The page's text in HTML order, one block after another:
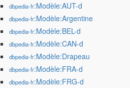
dbpedia-fr:Modèle:AUT-d
dbpedia-fr:Modèle:Argentine
dbpedia-fr:Modèle:BEL-d
dbpedia-fr:Modèle:CAN-d
dbpedia-fr:Modèle:Drapeau
dbpedia-fr:Modèle:FRA-d
dbpedia-fr:Modèle:FRG-d